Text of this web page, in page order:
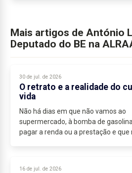
Mais artigos de António
Deputado do BE na
30 de jul. de 2026
O retrato e a realidade do
vida
Não há dias em que não vamos ao
supermercado, à bomba de
pagar a renda ou a prestação e que
16 de jul. de 2026